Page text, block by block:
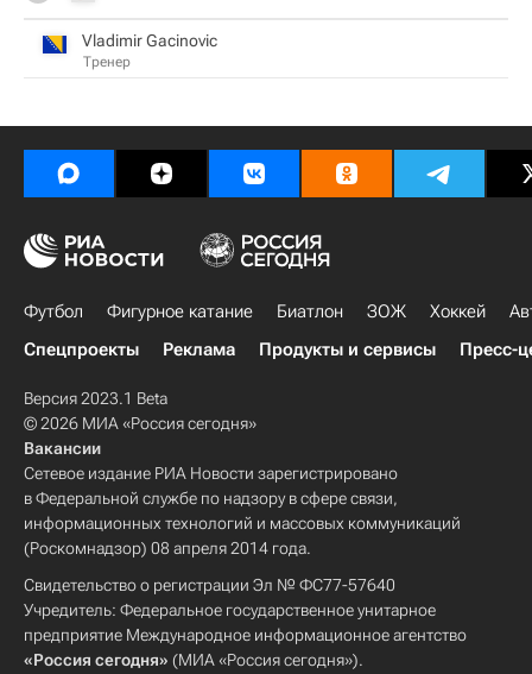
Vladimir Gacinovic
Тренер
Футбол Фигурное катание Биатлон ЗОЖ Хоккей
Спецпроекты
Реклама Продукты и сервисы Пресс-
Версия 2023.1 Beta
© 2026 МИА «Россия сегодня»
Вакансии
Сетевое издание РИА Новости зарегистрировано
в Федеральной службе по надзору в сфере связи,
информационных технологий и массовых коммуникаций
(Роскомнадзор) 08 апреля 2014 года.
Свидетельство о регистрации Эл № ФС77-57640
Учредитель: Федеральное государственное унитарное
предприятие Международное информационное агентство
«Россия сегодня» (МИА «Россия сегодня»).